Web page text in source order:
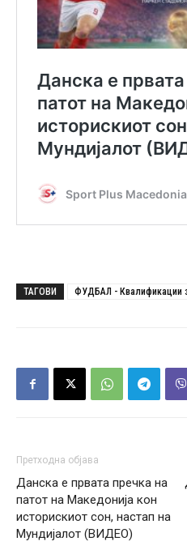
ТАГОВИ ФУДБАЛ - Квалификации
Претходна објава
Данска е првата пречка на
патот на Македонија кон
историскиот сон, настап на
Мундијалот (ВИДЕО)